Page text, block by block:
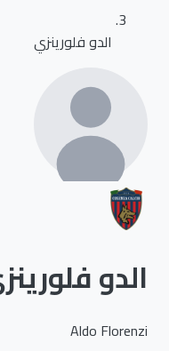
الدو فلورينزي
الدو فلورينزي
Aldo Florenzi